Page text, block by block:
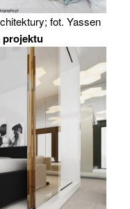
fot. Yassen
projektu